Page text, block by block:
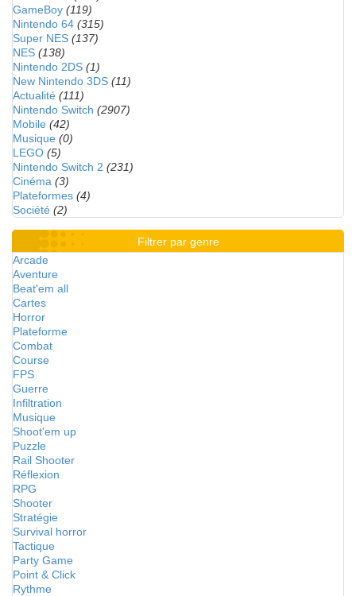
GameBoy (119)
Nintendo 64 (315)
Super NES (137)
NES (138)
Nintendo 2DS (1)
New Nintendo 3DS (11)
Actualité (111)
Nintendo Switch (2907)
Mobile (42)
Musique (0)
LEGO (5)
Nintendo Switch 2 (231)
Cinéma (3)
Plateformes (4)
Société (2)
Filtrer par genre
Arcade
Aventure
Beat'em all
Cartes
Horror
Plateforme
Combat
Course
FPS
Guerre
Infiltration
Musique
Shoot'em up
Puzzle
Rail Shooter
Réflexion
RPG
Shooter
Stratégie
Survival horror
Tactique
Party Game
Point & Click
Rythme